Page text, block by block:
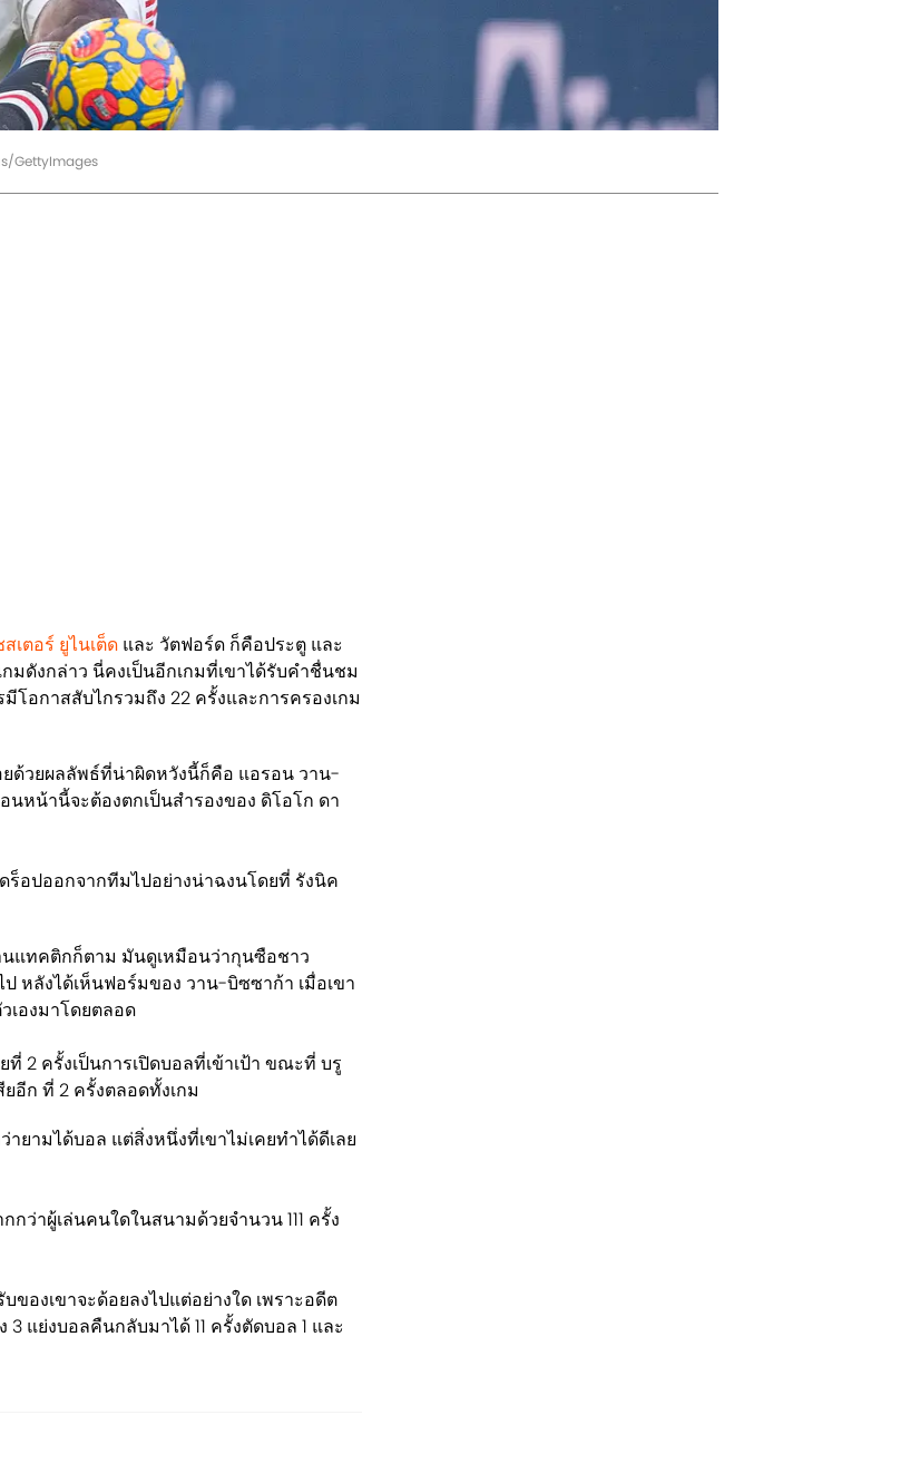
GettyImages
เตอร์ ยูไนเต็ด และ วัตฟอร์ด ก็คือประตู และ
มดังกล่าว นี่คงเป็นอีกเกมที่เขาได้รับคำชื่นชม
โอกาสสับไกรวมถึง 22 ครั้งและการครองเกม
ยด้วยผลลัพธ์ที่น่าผิดหวังนี้ก็คือ แอรอน วาน-
หน้านี้จะต้องตกเป็นสำรองของ ดิโอโก ดา
ร็อปออกจากทีมไปอย่างน่าฉงนโดยที่ รังนิค
นแทคติกก็ตาม มันดูเหมือนว่ากุนซือชาว
หลังได้เห็นฟอร์มของ วาน-บิซซาก้า เมื่อเขา
องมาโดยตลอด
ที่ 2 ครั้งเป็นการเปิดบอลที่เข้าเป้า ขณะที่ บรู
อีก ที่ 2 ครั้งตลอดทั้งเกม
ยามได้บอล แต่สิ่งหนึ่งที่เขาไม่เคยทำได้ดีเลย
ว่าผู้เล่นคนใดในสนามด้วยจำนวน 111 ครั้ง
ของเขาจะด้อยลงไปแต่อย่างใด เพราะอดีต
แย่งบอลคืนกลับมาได้ 11 ครั้งตัดบอล 1 และ